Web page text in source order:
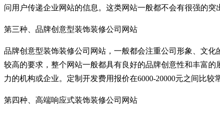
问用户传递企业网站的信息。这类网站一般都不会有很强的
第三种、品牌创意型装饰装修公司网站
品牌创意型装饰装修公司网站，一般都会注重公司形象、文
较高的要求，整个网站一般都具有良好的品牌创意性和丰富
力的机构或企业。定制开发费用报价在6000-20000元之间比较
第四种、高端响应式装饰装修公司网站